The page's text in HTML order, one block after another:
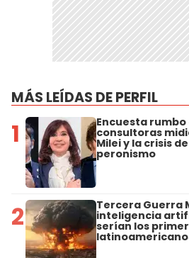
MÁS LEÍDAS DE PERFIL
1 Encuesta
consultoras
Milei y la crisis
peronismo
2 Tercera Guerra
inteligencia
serían los